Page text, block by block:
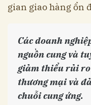
gian giao hàng ổn
Các doanh
nguồn cung và
giảm thiểu rủi ro
thương mại và
chuỗi cung ứng.